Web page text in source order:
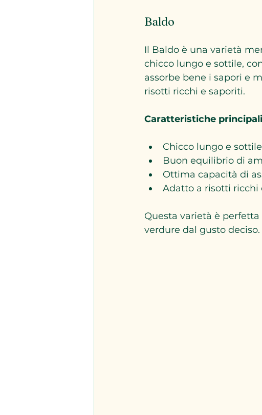
Baldo
Il Baldo è una varietà
chicco lungo e sottile,
assorbe bene i sapori e
risotti ricchi e saporiti.
Caratteristiche
Chicco lungo e sottile
Buon equilibrio di
Ottima capacità di
Adatto a risotti ricchi
Questa varietà è
verdure dal gusto deciso.